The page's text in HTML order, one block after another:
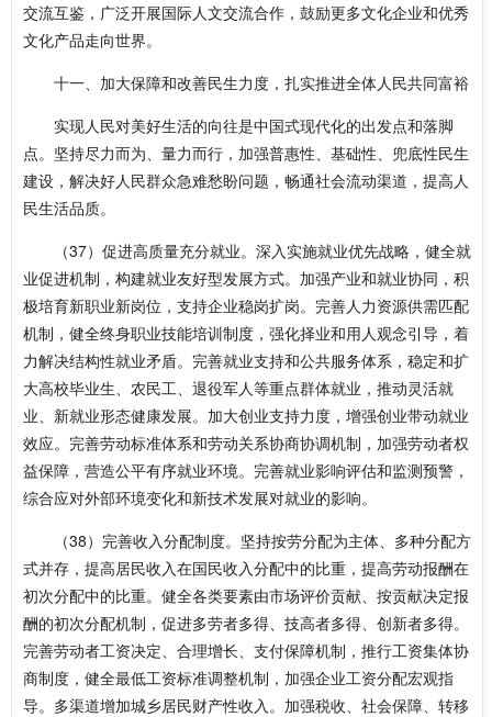
交流互鉴，广泛开展国际人文交流合作，鼓励更多文化企业和优秀
文化产品走向世界。
十一、加大保障和改善民生力度，扎实推进全体人民共同富裕
实现人民对美好生活的向往是中国式现代化的出发点和落脚
点。坚持尽力而为、量力而行，加强普惠性、基础性、兜底性民生
建设，解决好人民群众急难愁盼问题，畅通社会流动渠道，提高人
民生活品质。
（37）促进高质量充分就业。深入实施就业优先战略，健全就
业促进机制，构建就业友好型发展方式。加强产业和就业协同，积
极培育新职业新岗位，支持企业稳岗扩岗。完善人力资源供需匹配
机制，健全终身职业技能培训制度，强化择业和用人观念引导，着
力解决结构性就业矛盾。完善就业支持和公共服务体系，稳定和扩
大高校毕业生、农民工、退役军人等重点群体就业，推动灵活就
业、新就业形态健康发展。加大创业支持力度，增强创业带动就业
效应。完善劳动标准体系和劳动关系协商协调机制，加强劳动者权
益保障，营造公平有序就业环境。完善就业影响评估和监测预警，
综合应对外部环境变化和新技术发展对就业的影响。
（38）完善收入分配制度。坚持按劳分配为主体、多种分配方
式并存，提高居民收入在国民收入分配中的比重，提高劳动报酬在
初次分配中的比重。健全各类要素由市场评价贡献、按贡献决定报
酬的初次分配机制，促进多劳者多得、技高者多得、创新者多得。
完善劳动者工资决定、合理增长、支付保障机制，推行工资集体协
商制度，健全最低工资标准调整机制，加强企业工资分配宏观指
导。多渠道增加城乡居民财产性收入。加强税收、社会保障、转移